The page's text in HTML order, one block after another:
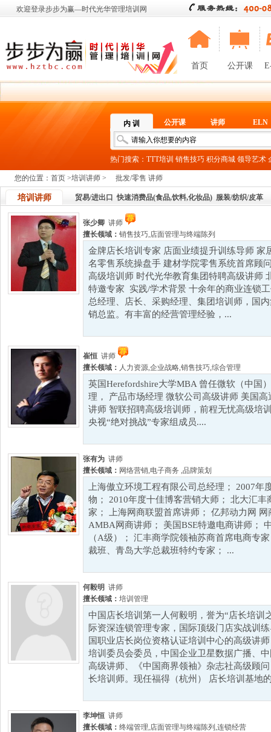
欢迎登录步步为赢—时代光华管理培训网
首页 公开课
内 训 公开课 讲师 ELN
热门搜索： TTT培训 销售技巧 积分商城 领导艺术
您的位置： 首页 >培训讲师 > 批发/零售 讲师
培训讲师 贸易/进出口 快速消费品(食品,饮料,化妆品) 服装/纺织/皮革
张少卿 讲师
擅长领域： 销售技巧,店面管理与终端陈列
金牌店长培训专家 店面业绩提升训练导师 家
名零售系统操盘手 建材学院零售系统首席顾
高级培训师 时代光华教育集团特聘高级讲师
特邀专家 实践/学术背景 十余年的商业连锁
总经理、店长、采购经理、集团培训师，国
销总监。有丰富的经营管理经验，...
崔恒 讲师
擅长领域： 人力资源,企业战略,销售技巧,综合管理
英国Herefordshire大学MBA 曾任微软（中国
理， 产品市场经理 微软公司高级讲师 美国
讲师 智联招聘高级培训师，前程无忧高级培
央视“绝对挑战”专家组成员....
张有为 讲师
擅长领域： 网络营销,电子商务 ,品牌策划
上海傲立环境工程有限公司总经理； 2007年
物； 2010年度十佳博客营销大师； 北大汇
家； 上海网商联盟首席讲师； 亿邦动力网
AMBA网商讲师； 美国BSE特邀电商讲师；
（A级）； 汇丰商学院领袖苏商首席电商专
裁班、青岛大学总裁班特约专家； ...
何毅明 讲师
擅长领域： 培训管理
中国店长培训第一人何毅明，誉为“店长培训
际资深连锁管理专家，国际顶级门店实战训
国职业店长岗位资格认证培训中心的高级讲
培训委员会委员，中国企业卫星数据广播、
高级讲师、《中国商界领袖》杂志社高级顾
长培训师。现任福得（杭州） 店长培训基地
李坤恒 讲师
擅长领域： 终端管理,店面管理与终端陈列 ,连锁经营